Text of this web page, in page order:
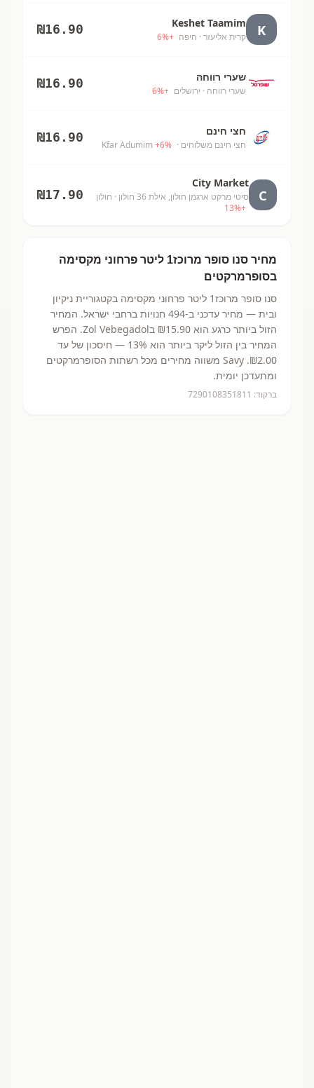
K
Keshet Taamim
קרית אליעזר · חיפה +
6%
₪16.90
שערי רווחה
שערי רווחה · ירושלים +
6%
₪16.90
חצי חינם
חצי חינם משלוחים · Kfar Adumim
+6%
₪16.90
C
City Market
סיטי מרקט ארגמן חולון, אילת 36 חולון
· חולון
+
13%
₪17.90
מחיר סנו סופר מרוכז1 ליטר פרחוני מקסימה
בסופרמרקטים
סנו סופר מרוכז1 ליטר פרחוני מקסימה
בקטגוריית ניקיון
ובית — מחיר עדכני ב-494 חנויות ברחבי ישראל. המחיר
הזול ביותר כרגע הוא ₪15.90
בZol Vebegadol.
הפרש
המחיר בין הזול ליקר ביותר הוא 13% — חיסכון של עד
₪2.00.
Savy משווה מחירים מכל רשתות הסופרמרקטים
ומתעדכן יומית.
ברקוד: 7290108351811